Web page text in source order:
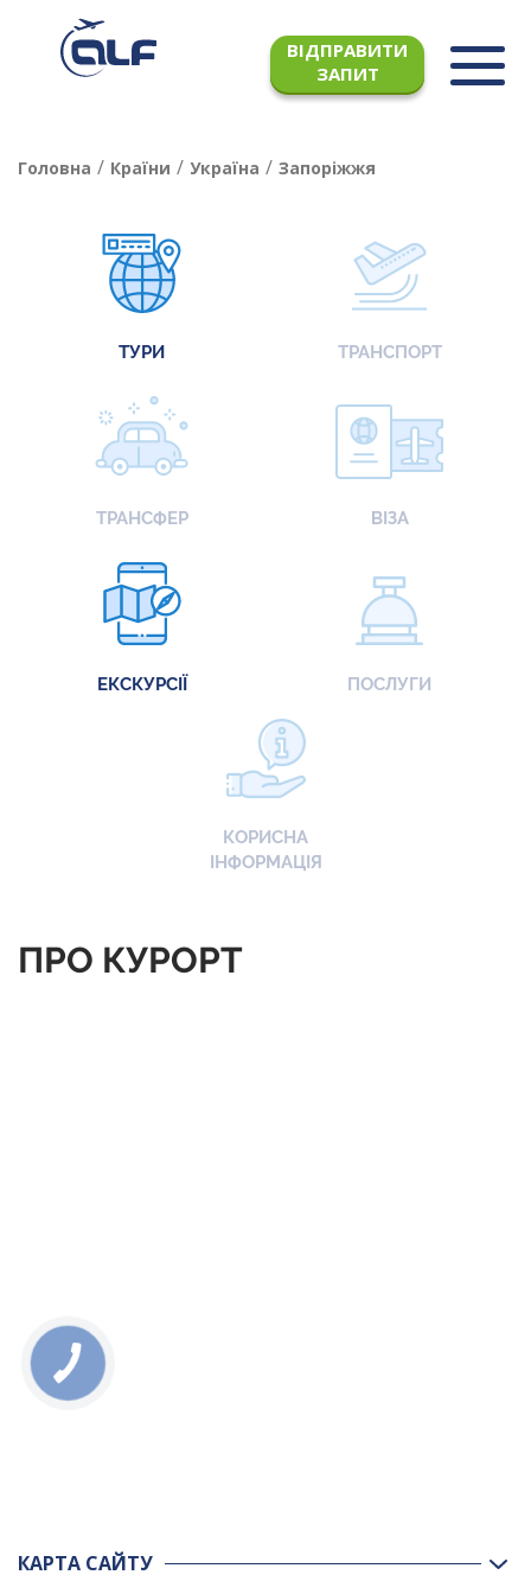
ВІДПРАВИТИ
ЗАПИТ
Головна / Країни / Україна / Запоріжжя
ТУРИ ТРАНСПОРТ
ТРАНСФЕР ВІЗА
ЕКСКУРСІЇ ПОСЛУГИ
КОРИСНА
ІНФОРМАЦІЯ
ПРО КУРОРТ
КАРТА САЙТУ